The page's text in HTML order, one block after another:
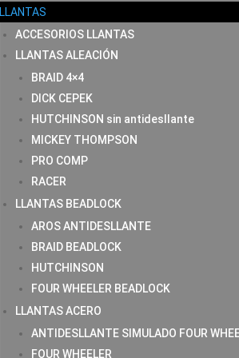
LLANTAS
ACCESORIOS LLANTAS
LLANTAS ALEACIÓN
BRAID 4×4
DICK CEPEK
HUTCHINSON sin antidesllante
MICKEY THOMPSON
PRO COMP
RACER
LLANTAS BEADLOCK
AROS ANTIDESLLANTE
BRAID BEADLOCK
HUTCHINSON
FOUR WHEELER BEADLOCK
LLANTAS ACERO
ANTIDESLLANTE SIMULADO FOUR
FOUR WHEELER